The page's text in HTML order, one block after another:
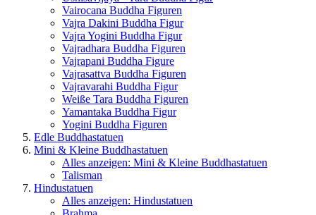
Vairocana Buddha Figuren
Vajra Dakini Buddha Figur
Vajra Yogini Buddha Figur
Vajradhara Buddha Figuren
Vajrapani Buddha Figure
Vajrasattva Buddha Figuren
Vajravarahi Buddha Figur
Weiße Tara Buddha Figuren
Yamantaka Buddha Figur
Yogini Buddha Figuren
Edle Buddhastatuen
Mini & Kleine Buddhastatuen
Alles anzeigen: Mini & Kleine Buddhastatuen
Talisman
Hindustatuen
Alles anzeigen: Hindustatuen